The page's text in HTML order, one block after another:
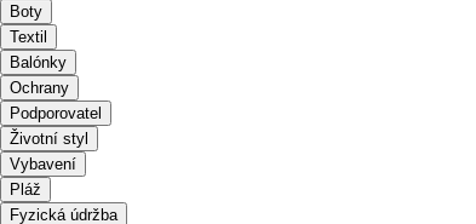
Boty
Textil
Balónky
Ochrany
Podporovatel
Životní styl
Vybavení
Pláž
Fyzická údržba